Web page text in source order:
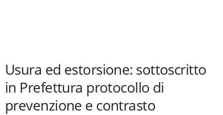
Usura ed estorsione: sottoscritto
in Prefettura protocollo di
prevenzione e contrasto